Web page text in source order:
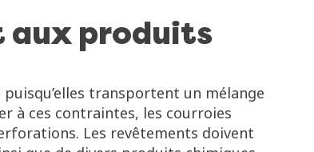
aux produits
transportent un mélange
à ces contraintes, les courroies
Les revêtements doivent